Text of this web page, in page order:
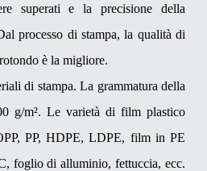
superati e la precisione della
processo di stampa, la qualità di
è la migliore.
di stampa. La grammatura della
g/m². Le varietà di film plastico
PP, HDPE, LDPE, film in PE
foglio di alluminio, fettuccia, ecc.